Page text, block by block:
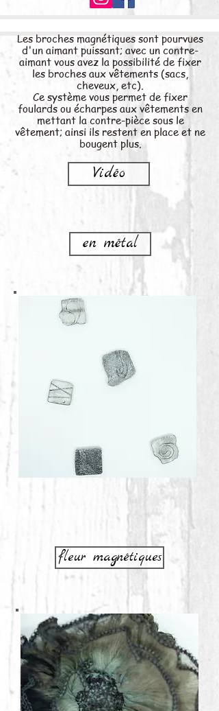
Les broches magnétiques sont pourvues
d'un aimant puissant; avec un contre-
aimant vous avez la possibilité de fixer
les broches aux vêtements (sacs,
cheveux, etc).
Ce système vous permet de fixer
foulards ou écharpes aux vêtements en
mettant la contre-pièce sous le
vêtement; ainsi ils restent en place et ne
bougent plus.
Vidéo
en métal
fleur magnétiques